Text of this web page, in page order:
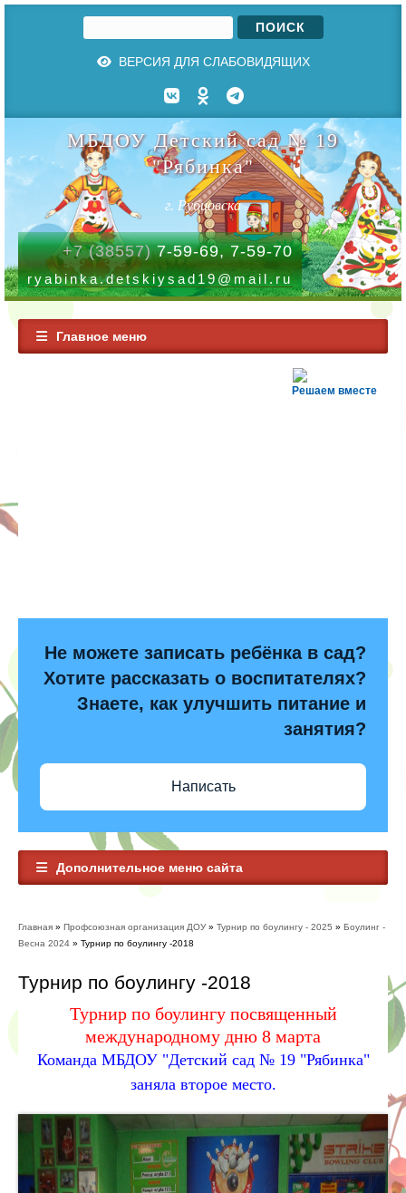
Форма поиска
ВЕРСИЯ ДЛЯ СЛАБОВИДЯЩИХ
МБДОУ Детский сад № 19
"Рябинка"
г. Рубцовска
+7 (38557)7-59-69, 7-59-70
ryabinka.detskiysad19@mail.ru
Главное меню
Решаем вместе
Не можете записать ребёнка в сад?
Хотите рассказать о воспитателях?
Знаете, как улучшить питание и
занятия?
Написать
Дополнительное меню сайта
Главная » Профсоюзная организация ДОУ» Турнир по боулингу - 2025 » Боулинг -
Весна 2024 » Турнир по боулингу -2018
Турнир по боулингу -2018
Турнир по боулингу посвященный
международному дню 8 марта
Команда МБДОУ "Детский сад № 19 "Рябинка"
заняла второе место.